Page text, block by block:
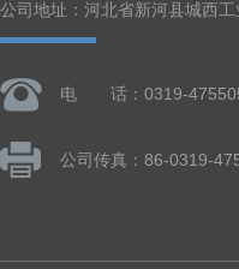
公司地址：河北省新河县城西
电 话：0319-
公司传真：86-0319-